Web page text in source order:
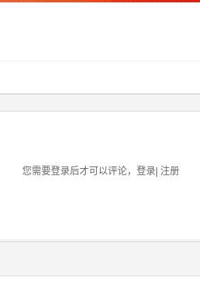
您需要登录后才可以评论， 登录 注册